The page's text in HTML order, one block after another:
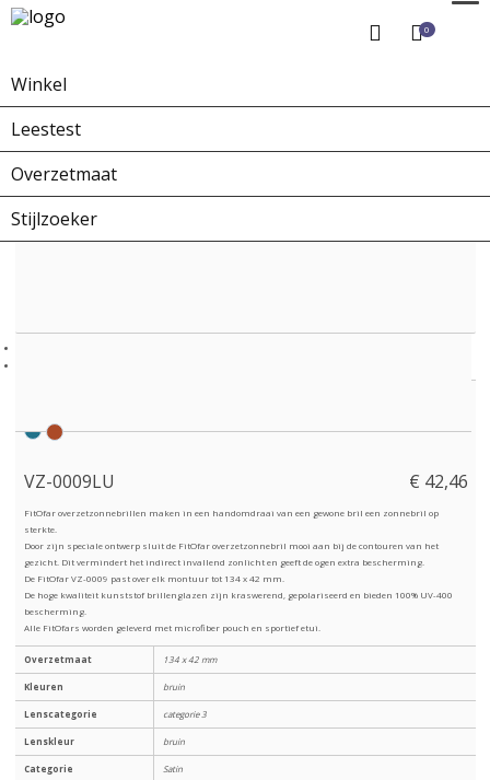
0
Winkel
Leestest
Overzetmaat
Stijlzoeker
Home Winkel
VZ-0009LU € 42,46
FitOfar overzetzonnebrillen maken in een handomdraai van een gewone bril een zonnebril op
sterkte.
Door zijn speciale ontwerp sluit de FitOfar overzetzonnebril mooi aan bij de contouren van het
gezicht. Dit vermindert het indirect invallend zonlicht en geeft de ogen extra bescherming.
De FitOfar VZ-0009 past over elk montuur tot 134 x 42 mm.
De hoge kwaliteit kunststof brillenglazen zijn kraswerend, gepolariseerd en bieden 100% UV-400
bescherming.
Alle FitOfars worden geleverd met microfiber pouch en sportief etui.
Overzetmaat 134 x 42 mm
Kleuren bruin
Lenscategorie categorie 3
Lenskleur bruin
Categorie Satin